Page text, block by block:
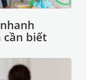
cần biết